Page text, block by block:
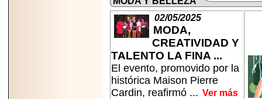
02/05/2025
MODA,
CREATIVIDAD Y
TALENTO LA FINA ...
El evento, promovido por la
histórica Maison Pierre
Cardin, reafirmó ... Ver más